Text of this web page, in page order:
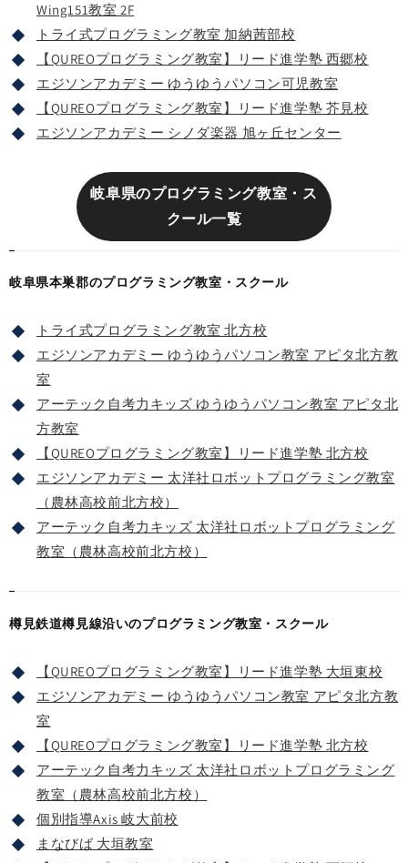
Wing151教室 2F
トライ式プログラミング教室 加納茜部校
【QUREOプログラミング教室】リード進学塾 西郷校
エジソンアカデミー ゆうゆうパソコン可児教室
【QUREOプログラミング教室】リード進学塾 芥見校
エジソンアカデミー シノダ楽器 旭ヶ丘センター
岐阜県のプログラミング教室・ス
クール一覧
岐阜県本巣郡のプログラミング教室・スクール
トライ式プログラミング教室 北方校
エジソンアカデミー ゆうゆうパソコン教室 アピタ北方教
室
アーテック自考力キッズ ゆうゆうパソコン教室 アピタ北
方教室
【QUREOプログラミング教室】リード進学塾 北方校
エジソンアカデミー 太洋社ロボットプログラミング教室
（農林高校前北方校）
アーテック自考力キッズ 太洋社ロボットプログラミング
教室（農林高校前北方校）
樽見鉄道樽見線沿いのプログラミング教室・スクール
【QUREOプログラミング教室】リード進学塾 大垣東校
エジソンアカデミー ゆうゆうパソコン教室 アピタ北方教
室
【QUREOプログラミング教室】リード進学塾 北方校
アーテック自考力キッズ 太洋社ロボットプログラミング
教室（農林高校前北方校）
個別指導Axis 岐大前校
まなびば 大垣教室